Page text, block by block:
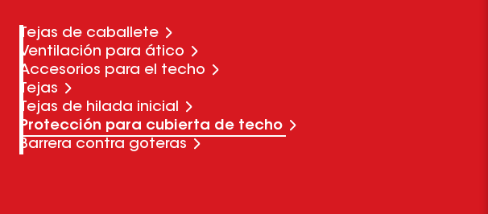
Tejas de caballete
Ventilación para ático
Accesorios para el techo
Tejas
Tejas de hilada inicial
Protección para cubierta de techo
Barrera contra goteras